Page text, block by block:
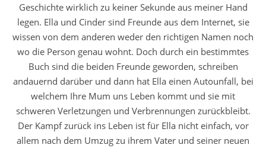
Geschichte wirklich zu keiner Sekunde aus meiner Hand
legen. Ella und Cinder sind Freunde aus dem Internet, sie
wissen von dem anderen weder den richtigen Namen noch
wo die Person genau wohnt. Doch durch ein bestimmtes
Buch sind die beiden Freunde geworden, schreiben
andauernd darüber und dann hat Ella einen Autounfall, bei
welchem Ihre Mum uns Leben kommt und sie mit
schweren Verletzungen und Verbrennungen zurückbleibt.
Der Kampf zurück ins Leben ist für Ella nicht einfach, vor
allem nach dem Umzug zu ihrem Vater und seiner neuen